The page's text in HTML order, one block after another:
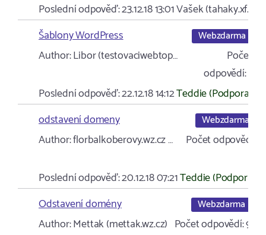
Poslední odpověď:23.12.18 13:01Vašek (tahaky.xf.cz)
Šablony WordPress
Webzdarma
Author:Libor (testovaciwebtop…
Počet
odpovědí:1
Poslední odpověď:22.12.18 14:12Teddie (Podpora)
odstavení domeny
Webzdarma
Author:florbalkoberovy.wz.cz …
Počet odpovědí:
Poslední odpověď:20.12.18 07:21Teddie (Podpora)
Odstavení domény
Webzdarma
Author:Mettak (mettak.wz.cz) Počet odpovědí:9